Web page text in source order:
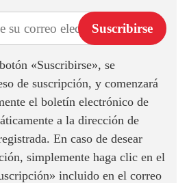
Suscribirse
«Suscribirse», se
de suscripción, y comenzará
el boletín electrónico de
a la dirección de
En caso de desear
simplemente haga clic en el
incluido en el correo